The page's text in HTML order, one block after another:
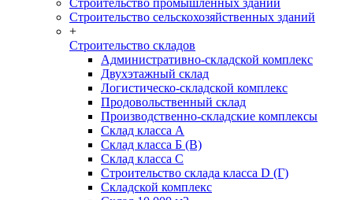
Строительство промышленных зданий
Строительство сельскохозяйственных зданий
+
Строительство складов
Административно-складской комплекс
Двухэтажный склад
Логистическо-складской комплекс
Продовольственный склад
Производственно-складские комплексы
Склад класса А
Склад класса Б (B)
Склад класса С
Строительство склада класса D (Г)
Складской комплекс